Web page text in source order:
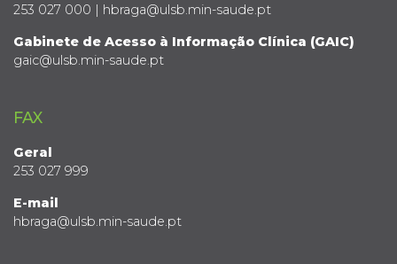
253 027 000 | hbraga@ulsb.min-saude.pt
Gabinete de Acesso à Informação Clínica (GAIC)
gaic@ulsb.min-saude.pt
FAX
Geral
253 027 999
E-mail
hbraga@ulsb.min-saude.pt